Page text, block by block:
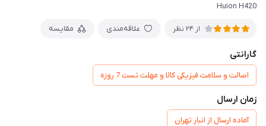
Huion H420
از 24 نظر علاقه‌مندی مقایسه
گارانتی
اصالت و سلامت فیزیکی کالا و مهلت تست 7 روزه
زمان ارسال
آماده ارسال از انبار تهران